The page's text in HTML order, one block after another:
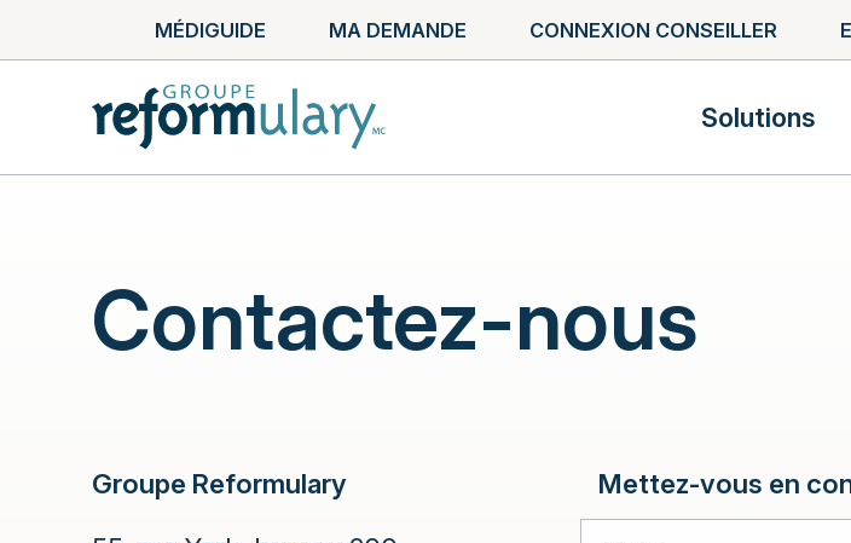
MÉDIGUIDE MA DEMANDE CONNEXION CONSEILLER
Solutions
Contactez-nous
Groupe Reformulary
Mettez-vous en